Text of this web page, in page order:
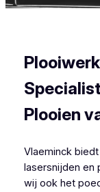
Plooien
Vlaeminck
lasersnijden en
wij ook het